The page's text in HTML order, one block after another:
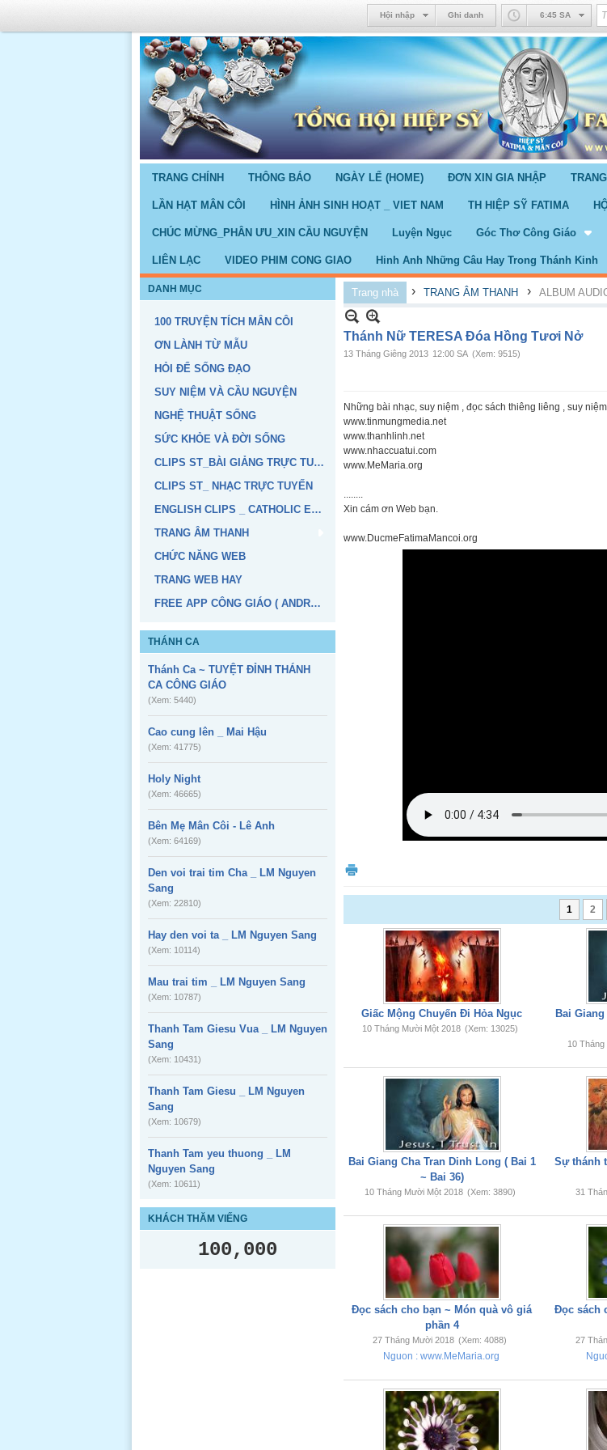
Hội nhập Ghi danh 6:45 SA
TRANG CHÍNH THÔNG BÁO NGÀY LỂ (HOME) ĐƠN XIN GIA NHẬP
LẦN HẠT MÂN CÔI HÌNH ẢNH SINH HOẠT _ VIET NAM TH HIỆP SỸ FATIMA
CHÚC MỪNG_PHÂN ƯU_XIN CẦU NGUYỆN Luyện Ngục Góc Thơ Công Giáo
LIÊN LẠC VIDEO PHIM CONG GIAO Hinh Anh Những Câu Hay Trong Thánh Kinh
DANH MỤC
100 TRUYỆN TÍCH MÂN CÔI
ƠN LÀNH TỪ MẪU
HỎI ĐỂ SỐNG ĐẠO
SUY NIỆM VÀ CẦU NGUYỆN
NGHỆ THUẬT SỐNG
SỨC KHỎE VÀ ĐỜI SỐNG
CLIPS ST_BÀI GIẢNG TRỰC TUYẾN
CLIPS ST_ NHẠC TRỰC TUYẾN
ENGLISH CLIPS _ CATHOLIC EDUCATION
TRANG ÂM THANH
CHỨC NĂNG WEB
TRANG WEB HAY
FREE APP CÔNG GIÁO ( ANDROID, IOS)
THÁNH CA
Thánh Ca ~ TUYỆT ĐỈNH THÁNH
CA CÔNG GIÁO
(Xem: 5440)
Cao cung lên _ Mai Hậu
(Xem: 41775)
Holy Night
(Xem: 46665)
Bên Mẹ Mân Côi - Lê Anh
(Xem: 64169)
Den voi trai tim Cha _ LM Nguyen
Sang
(Xem: 22810)
Hay den voi ta _ LM Nguyen Sang
(Xem: 10114)
Mau trai tim _ LM Nguyen Sang
(Xem: 10787)
Thanh Tam Giesu Vua _ LM Nguyen
Sang
(Xem: 10431)
Thanh Tam Giesu _ LM Nguyen
Sang
(Xem: 10679)
Thanh Tam yeu thuong _ LM
Nguyen Sang
(Xem: 10611)
KHÁCH THĂM VIẾNG
100,000
Trang nhà › TRANG ÂM THANH › ALBUM
Thánh Nữ TERESA Đóa Hồng Tươi Nở
13 Tháng Giêng 2013 12:00 SA (Xem: 9515)
Những bài nhạc, suy niệm , đọc sách thiêng liêng , suy
www.tinmungmedia.net
www.thanhlinh.net
www.nhaccuatui.com
www.MeMaria.org
........
Xin cám ơn Web bạn.
www.DucmeFatimaMancoi.org
1 2
Giấc Mộng Chuyến Đi Hỏa Ngục
10 Tháng Mười Một 2018 (Xem: 13025)
Bai
10
Bai Giang Cha Tran Dinh Long ( Bai 1
~ Bai 36)
10 Tháng Mười Một 2018 (Xem: 3890)
Sự thánh
31
Đọc sách cho bạn ~ Món quà vô giá
phần 4
27 Tháng Mười 2018 (Xem: 4088)
Nguon : www.MeMaria.org
Đọc sách
27